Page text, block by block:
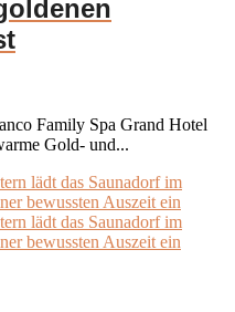
Family Spa Grand Hotel
Gold- und...